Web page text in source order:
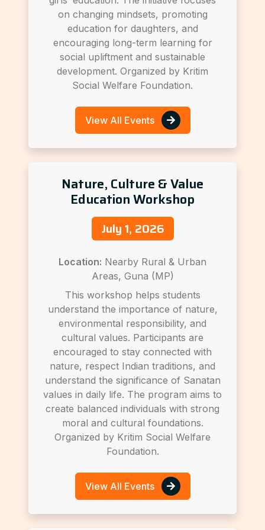
on changing mindsets, promoting
education for daughters, and
encouraging long-term learning for
social upliftment and sustainable
development. Organized by Kritim
Social Welfare Foundation.
View All Events
Nature, Culture & Value
Education Workshop
July 1, 2026
Location: Nearby Rural & Urban
Areas, Guna (MP)
This workshop helps students
understand the importance of nature,
environmental responsibility, and
cultural values. Participants are
encouraged to stay connected with
nature, respect Indian traditions, and
understand the significance of Sanatan
values in daily life. The program aims to
create balanced individuals with strong
moral and cultural foundations.
Organized by Kritim Social Welfare
Foundation.
View All Events